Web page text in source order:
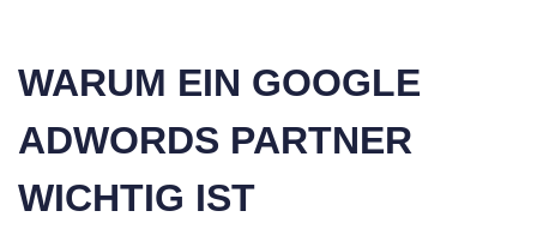
WARUM EIN GOOGLE
ADWORDS PARTNER
WICHTIG IST